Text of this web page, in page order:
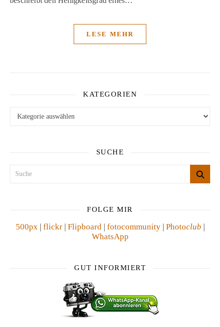
LESE MEHR
KATEGORIEN
SUCHE
FOLGE MIR
500px| flickr| Flipboard| fotocommunity| Photoclub
WhatsApp
GUT INFORMIERT